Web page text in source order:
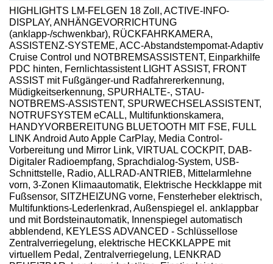
HIGHLIGHTS LM-FELGEN 18 Zoll, ACTIVE-INFO-
DISPLAY, ANHÄNGEVORRICHTUNG
(anklapp-/schwenkbar), RÜCKFAHRKAMERA,
ASSISTENZ-SYSTEME, ACC-Abstandstempomat-Adaptiv
Cruise Control und NOTBREMSASSISTENT, Einparkhilfe
PDC hinten, Fernlichtassistent LIGHT ASSIST, FRONT
ASSIST mit Fußgänger-und Radfahrererkennung,
Müdigkeitserkennung, SPURHALTE-, STAU-
NOTBREMS-ASSISTENT, SPURWECHSELASSISTENT,
NOTRUFSYSTEM eCALL, Multifunktionskamera,
HANDYVORBEREITUNG BLUETOOTH MIT FSE, FULL
LINK Android Auto Apple CarPlay, Media Control-
Vorbereitung und Mirror Link, VIRTUAL COCKPIT, DAB-
Digitaler Radioempfang, Sprachdialog-System, USB-
Schnittstelle, Radio, ALLRAD-ANTRIEB, Mittelarmlehne
vorn, 3-Zonen Klimaautomatik, Elektrische Heckklappe mit
Fußsensor, SITZHEIZUNG vorne, Fensterheber elektrisch,
Multifunktions-Lederlenkrad, Außenspiegel el. anklappbar
und mit Bordsteinautomatik, Innenspiegel automatisch
abblendend, KEYLESS ADVANCED - Schlüssellose
Zentralverriegelung, elektrische HECKKLAPPE mit
virtuellem Pedal, Zentralverriegelung, LENKRAD